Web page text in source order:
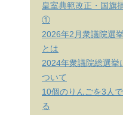
皇室典範改正・国旗
①
2026年2月衆議院選
とは
2024年衆議院総選挙
ついて
10個のりんごを3人
る